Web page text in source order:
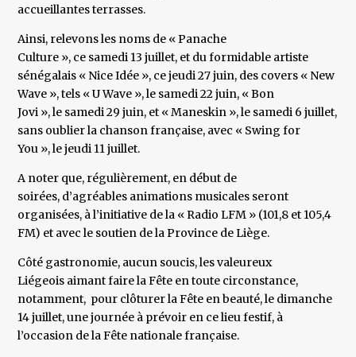
accueillantes terrasses.
Ainsi, relevons les noms de « Panache
Culture », ce samedi 13 juillet, et du formidable artiste
sénégalais « Nice Idée », ce jeudi 27 juin, des covers « New
Wave », tels « U Wave », le samedi 22 juin, « Bon
Jovi », le samedi 29 juin, et « Maneskin », le samedi 6 juillet,
sans oublier la chanson française, avec « Swing for
You », le jeudi 11 juillet.
A noter que, régulièrement, en début de
soirées, d’agréables animations musicales seront
organisées, à l’initiative de la « Radio LFM » (101,8 et 105,4
FM) et avec le soutien de la Province de Liège.
Côté gastronomie, aucun soucis, les valeureux
Liégeois aimant faire la Fête en toute circonstance,
notamment, pour clôturer la Fête en beauté, le dimanche
14 juillet, une journée à prévoir en ce lieu festif, à
l’occasion de la Fête nationale française.